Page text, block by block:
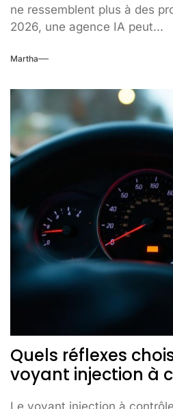
ne ressemblent plus à des
2026, une agence IA peut...
Martha
Quels réflexes
voyant injection à
Le voyant injection à